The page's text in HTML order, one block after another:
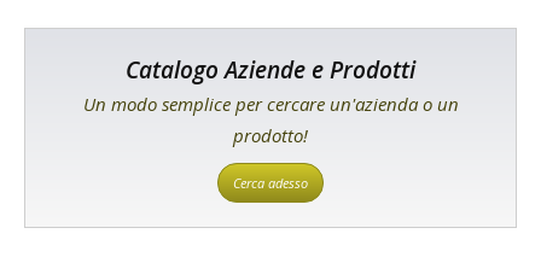
Catalogo Aziende e Prodotti
Un modo semplice per cercare un'azienda o un
prodotto!
Cerca adesso